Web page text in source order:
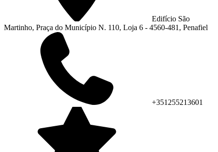
Edifício São
Martinho, Praça do Município N. 110, Loja 6 - 4560-481, Penafiel
+351255213601